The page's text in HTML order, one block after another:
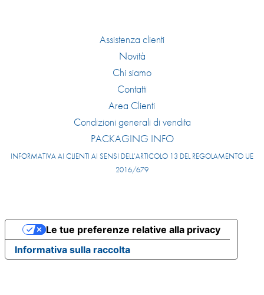
Assistenza clienti
Novità
Chi siamo
Contatti
Area Clienti
Condizioni generali di vendita
PACKAGING INFO
INFORMATIVA AI CLIENTI AI SENSI DELL’ARTICOLO 13 DEL REGOLAMENTO UE
2016/679
Informativa sulla raccolta
Le tue preferenze relative alla privacy